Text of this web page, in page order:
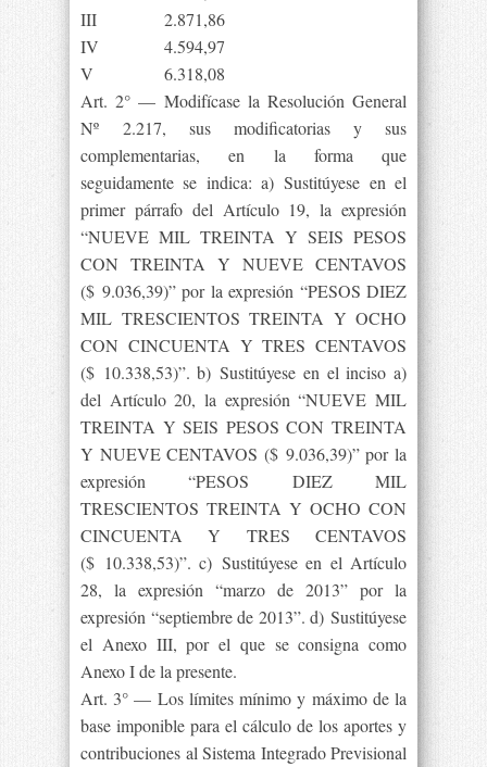
III
2.871,86
IV
4.594,97
V
6.318,08
Art. 2° — Modifícase la Resolución General
Nº 2.217, sus modificatorias y sus
complementarias, en la forma que
seguidamente se indica: a) Sustitúyese en el
primer párrafo del Artículo 19, la expresión
“NUEVE MIL TREINTA Y SEIS PESOS
CON TREINTA Y NUEVE CENTAVOS
($ 9.036,39)” por la expresión “PESOS DIEZ
MIL TRESCIENTOS TREINTA Y OCHO
CON CINCUENTA Y TRES CENTAVOS
($ 10.338,53)”. b) Sustitúyese en el inciso a)
del Artículo 20, la expresión “NUEVE MIL
TREINTA Y SEIS PESOS CON TREINTA
Y NUEVE CENTAVOS ($ 9.036,39)” por la
expresión “PESOS DIEZ MIL
TRESCIENTOS TREINTA Y OCHO CON
CINCUENTA Y TRES CENTAVOS
($ 10.338,53)”. c) Sustitúyese en el Artículo
28, la expresión “marzo de 2013” por la
expresión “septiembre de 2013”. d) Sustitúyese
el Anexo III, por el que se consigna como
Anexo I de la presente.
Art. 3° — Los límites mínimo y máximo de la
base imponible para el cálculo de los aportes y
contribuciones al Sistema Integrado Previsional